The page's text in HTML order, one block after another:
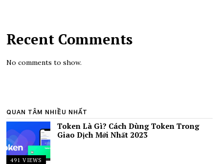
Recent Comments
No comments to show.
QUAN TÂM NHIỀU NHẤT
491 VIEWS
Token Là Gì? Cách Dùng Token Trong
Giao Dịch Mới Nhất 2023